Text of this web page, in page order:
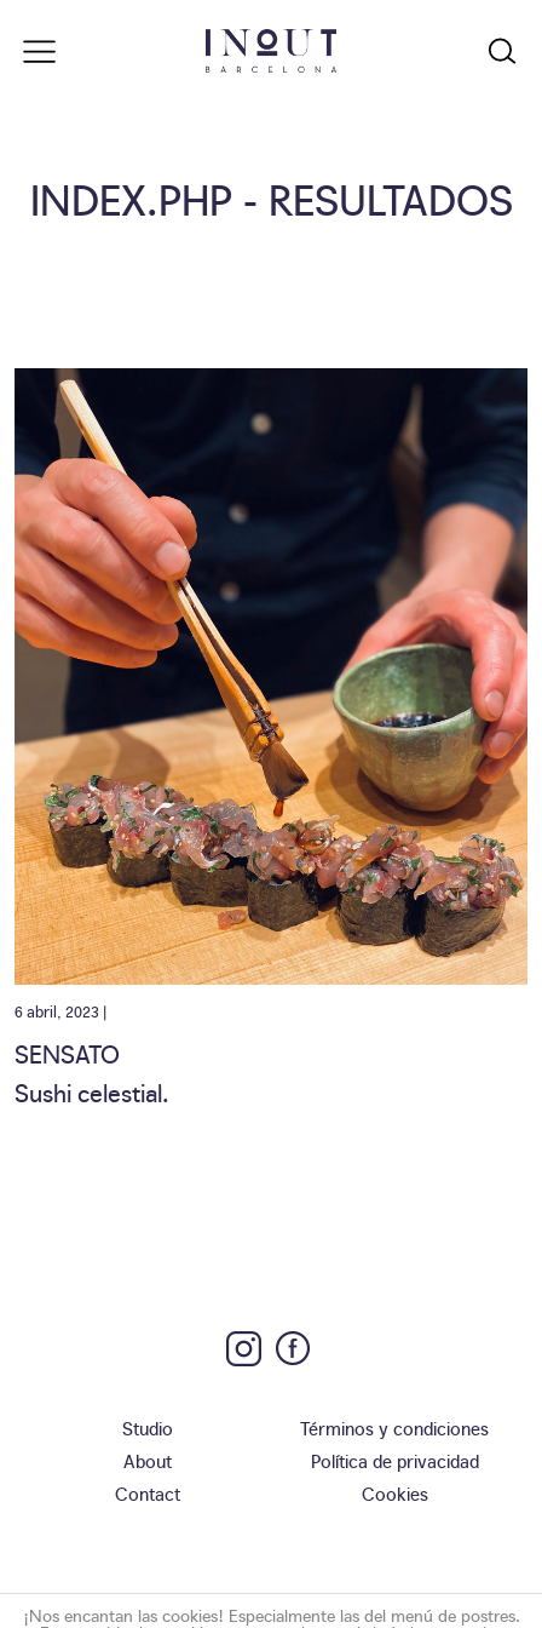
INDEX.PHP - RESULTADOS
6 abril, 2023 |
SENSATO
Sushi celestial.
Studio
About
Contact
Términos y condiciones
Política de privacidad
Cookies
¡Nos encantan las cookies! Especialmente las del menú de postres.